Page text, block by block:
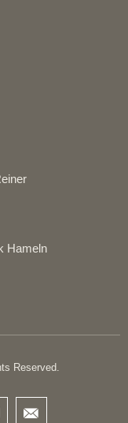
Hameln
Reserved.